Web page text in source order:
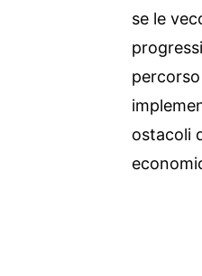
se le
ostacoli